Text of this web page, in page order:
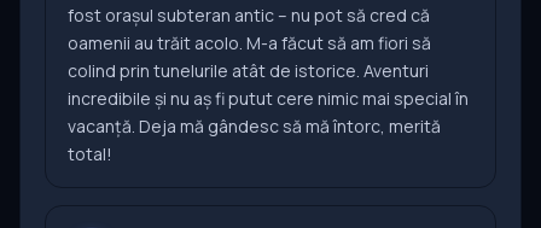
fost orașul subteran antic – nu pot să cred că
oamenii au trăit acolo. M-a făcut să am fiori să
colind prin tunelurile atât de istorice. Aventuri
incredibile și nu aș fi putut cere nimic mai special în
vacanță. Deja mă gândesc să mă întorc, merită
total!